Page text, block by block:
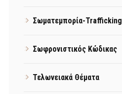
Σωματεμπορία-Trafficking
Σωφρονιστικός Κώδικας
Τελωνειακά Θέματα